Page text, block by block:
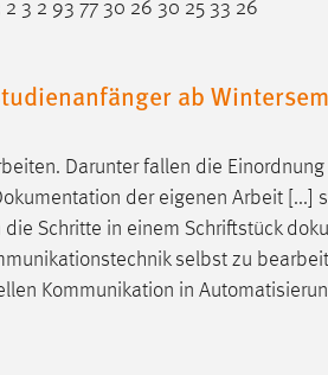
3 2 93 77 30 26 30 25 33 26
ab
Darunter fallen die
der eigenen Arbeit [...]
Schritte in einem Schriftstück
selbst zu
Kommunikation in